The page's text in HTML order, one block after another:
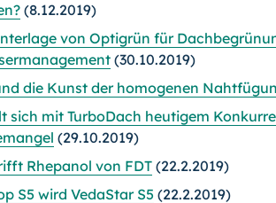
(8.12.2019)
von Optigrün für
(30.10.2019)
die Kunst der homogenen
sich mit TurboDach heutigem
(29.10.2019)
Rhepanol von FDT (22.2.2019)
S5 wird VedaStar S5 (22.2.2019)